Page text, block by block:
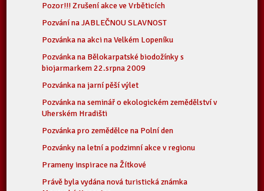
Pozor!!! Zrušení akce ve Vrběticích
Pozvání na JABLEČNOU SLAVNOST
Pozvánka na akci na Velkém Lopeníku
Pozvánka na Bělokarpatské biodožínky s
biojarmarkem 22.srpna 2009
Pozvánka na jarní pěší výlet
Pozvánka na seminář o ekologickém zemědělství v
Uherském Hradišti
Pozvánka pro zemědělce na Polní den
Pozvánky na letní a podzimní akce v regionu
Prameny inspirace na Žítkové
Právě byla vydána nová turistická známka